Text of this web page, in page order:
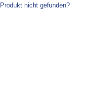
Produkt nicht gefunden?